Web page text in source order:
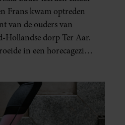
Frans kwam optreden
van de ouders van
dorp Ter Aar.
in een horecagezin